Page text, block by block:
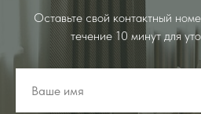
Оставьте свой контактный
течение 10 минут для